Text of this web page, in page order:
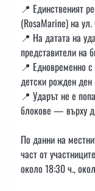
📍 Единственият
(RosaMarine) на
📍 На датата на
представители на
📍 Едновременно с
детски рожден ден
📍 Ударът не е
блокове — върху
По данни на
част от
около 18:30 ч.,